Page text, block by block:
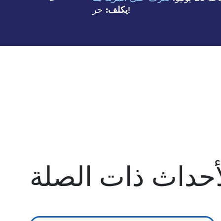
يكلف:حر!
ذات الصلة